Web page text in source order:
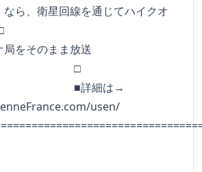
ら、衛星回線を通じてハイクオ
をそのまま放送
□
は→
usen/